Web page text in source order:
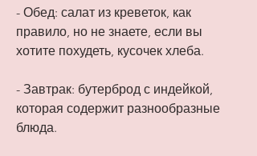
- Обед: салат из креветок, как
правило, но не знаете, если вы
хотите похудеть, кусочек хлеба.
- Завтрак: бутерброд с индейкой,
которая содержит разнообразные
блюда.